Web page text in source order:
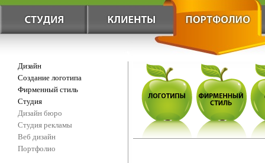
Дизайн
Создание логотипа
Фирменный стиль
Студия
Дизайн бюро
Студия рекламы
Веб дизайн
Портфолио